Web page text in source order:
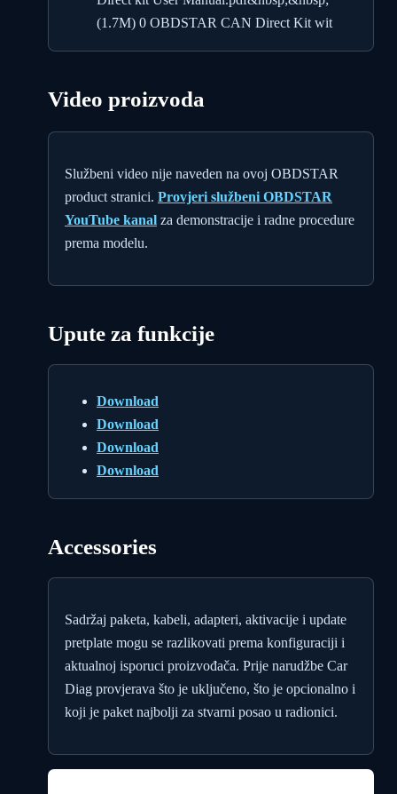
(1.7M) 0 OBDSTAR CAN Direct Kit wit
Video proizvoda
Službeni video nije naveden na ovoj OBDSTAR
product stranici. Provjeri službeni OBDSTAR
YouTube kanal za demonstracije i radne procedure
prema modelu.
Upute za funkcije
Download
Download
Download
Download
Accessories
Sadržaj paketa, kabeli, adapteri, aktivacije i update
pretplate mogu se razlikovati prema konfiguraciji i
aktualnoj isporuci proizvođača. Prije narudžbe Car
Diag provjerava što je uključeno, što je opcionalno i
koji je paket najbolji za stvarni posao u radionici.